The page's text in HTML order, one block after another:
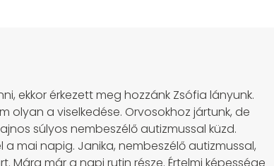
ekkor érkezett meg hozzánk Zsófia lányunk.
a viselkedése. Orvosokhoz jártunk, de
súlyos nembeszélő autizmussal küzd.
mai napig. Janika, nembeszélő autizmussal,